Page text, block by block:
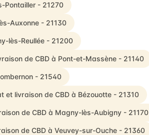
Pontailler - 21270
Auxonne - 21130
lès-Reullée - 21200
de CBD à Pont-et-Massène - 21140
- 21540
et livraison de CBD à Bézouotte - 21310
de CBD à Magny-lès-Aubigny - 21170
de CBD à Veuvey-sur-Ouche - 21360